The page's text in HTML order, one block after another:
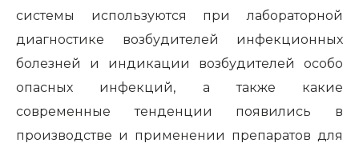
системы используются при лабораторной
диагностике возбудителей инфекционных
болезней и индикации возбудителей особо
опасных инфекций, а также какие
современные тенденции появились в
производстве и применении препаратов для